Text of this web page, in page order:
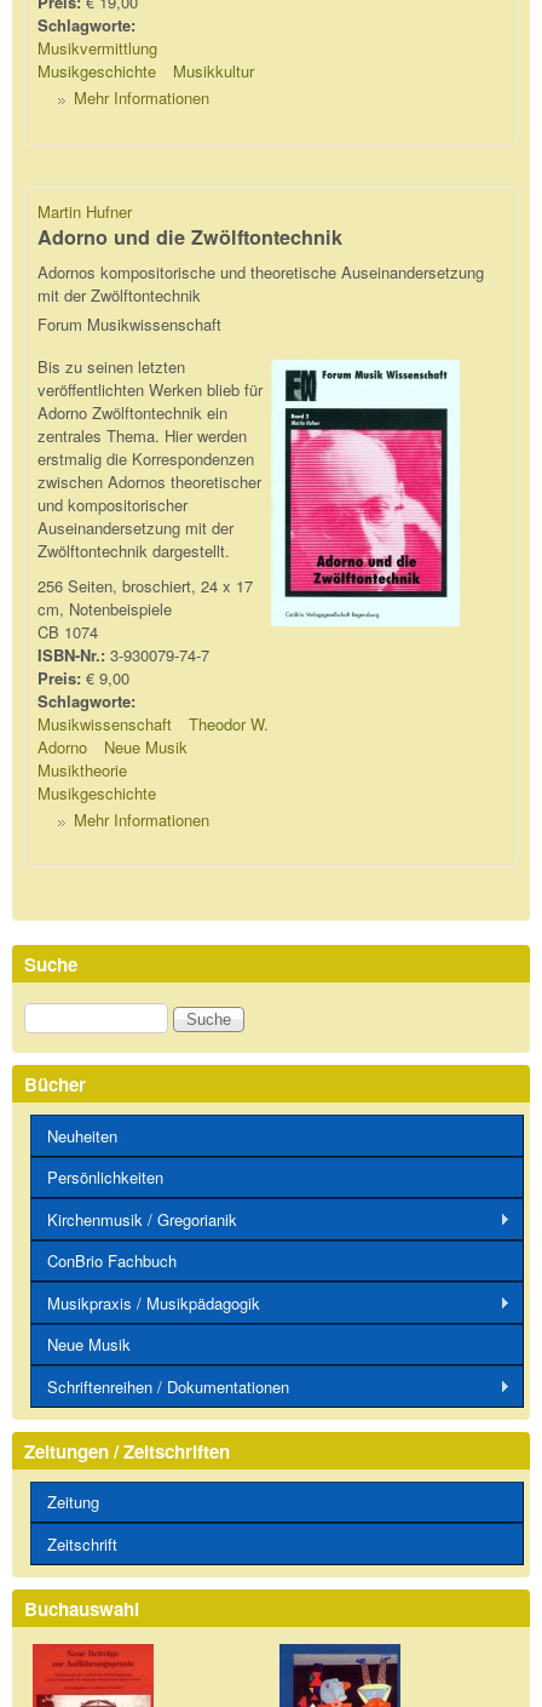
Schlagworte:
Musikvermittlung
Musikgeschichte
Musikkultur
Mehr Informationen
Martin Hufner
Adorno und die Zwölftontechnik
Adornos kompositorische und theoretische Auseinandersetzung
mit der Zwölftontechnik
Forum Musikwissenschaft
Bis zu seinen letzten
veröffentlichten Werken blieb für
Adorno Zwölftontechnik ein
zentrales Thema. Hier werden
erstmalig die Korrespondenzen
zwischen Adornos theoretischer
und kompositorischer
Auseinandersetzung mit der
Zwölftontechnik dargestellt.
256 Seiten, broschiert, 24 x 17
cm, Notenbeispiele
CB 1074
ISBN-Nr.: 3-930079-74-7
Preis: € 9,00
Schlagworte:
Musikwissenschaft
Theodor W.
Adorno
Neue Musik
Musiktheorie
Musikgeschichte
Mehr Informationen
Suche
Suche
Bücher
Neuheiten
Persönlichkeiten
Kirchenmusik / Gregorianik
ConBrio Fachbuch
Musikpraxis / Musikpädagogik
Neue Musik
Schriftenreihen / Dokumentationen
Zeitungen / Zeitschriften
Zeitung
Zeitschrift
Buchauswahl